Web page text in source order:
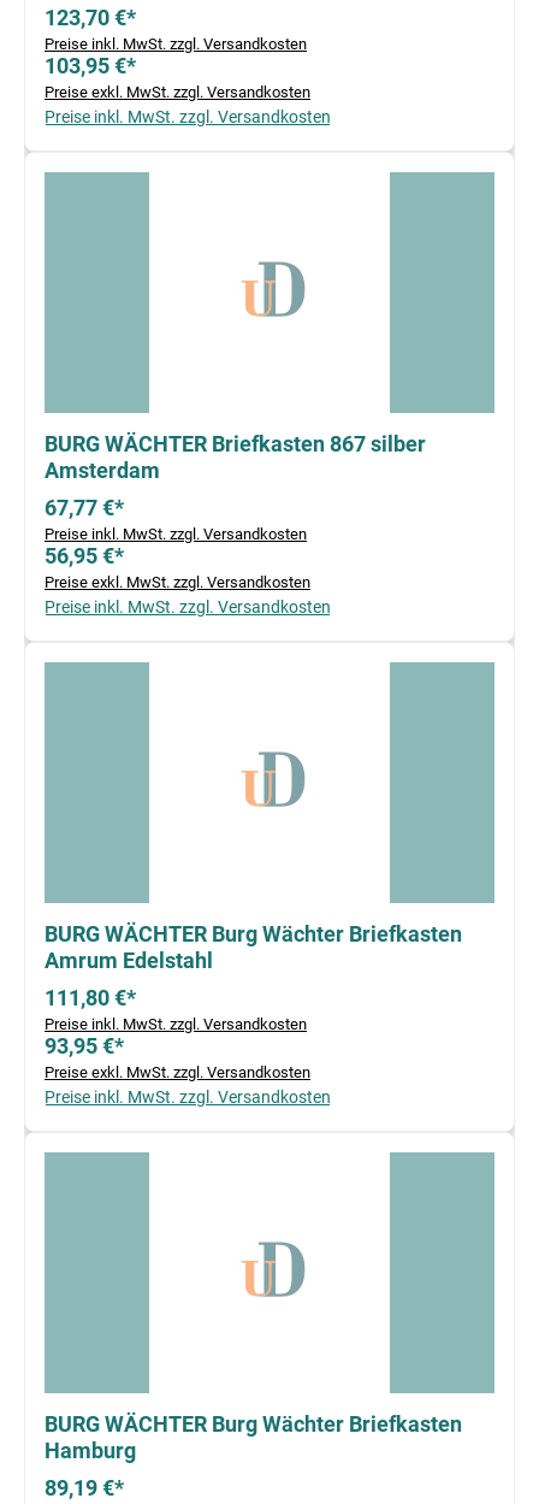
123,70 €*
Preise inkl. MwSt. zzgl. Versandkosten
103,95 €*
Preise exkl. MwSt. zzgl. Versandkosten
Preise inkl. MwSt. zzgl. Versandkosten
BURG WÄCHTER Briefkasten 867 silber
Amsterdam
67,77 €*
Preise inkl. MwSt. zzgl. Versandkosten
56,95 €*
Preise exkl. MwSt. zzgl. Versandkosten
Preise inkl. MwSt. zzgl. Versandkosten
BURG WÄCHTER Burg Wächter Briefkasten
Amrum Edelstahl
111,80 €*
Preise inkl. MwSt. zzgl. Versandkosten
93,95 €*
Preise exkl. MwSt. zzgl. Versandkosten
Preise inkl. MwSt. zzgl. Versandkosten
BURG WÄCHTER Burg Wächter Briefkasten
Hamburg
89,19 €*